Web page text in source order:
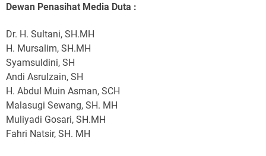
Dewan Penasihat Media Duta :
Dr. H. Sultani, SH.MH
H. Mursalim, SH.MH
Syamsuldini, SH
Andi Asrulzain, SH
H. Abdul Muin Asman, SCH
Malasugi Sewang, SH. MH
Muliyadi Gosari, SH.MH
Fahri Natsir, SH. MH